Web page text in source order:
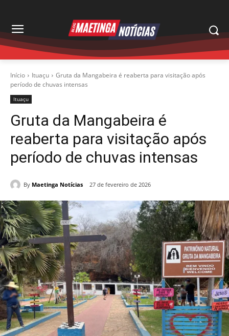
Início Ituaçu
Gruta da Mangabeira é reaberta para visitação após
período de chuvas intensas
Ituaçu
Gruta da Mangabeira é
reaberta para visitação após
período de chuvas intensas
By Maetinga Notícias 27 de fevereiro de 2026